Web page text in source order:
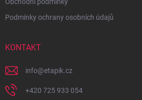
Podmínky ochrany osobních údajů
KONTAKT
info@etapik.cz
+420 725 933 054